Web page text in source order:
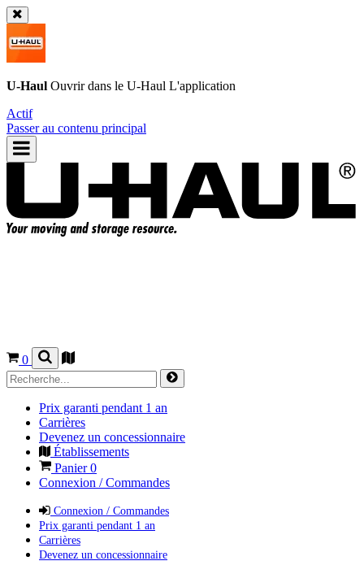
U-Haul Ouvrir dans le U-Haul L'application
Actif
Passer au contenu principal
0
Prix garanti pendant 1 an
Carrières
Devenez un concessionnaire
Établissements
Panier0
Connexion / Commandes
Connexion / Commandes
Prix garanti pendant 1 an
Carrières
Devenez un concessionnaire